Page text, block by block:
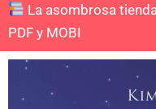
La asombrosa
PDF y MOBI